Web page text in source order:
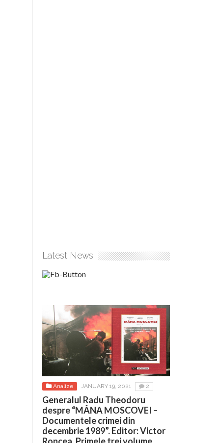
Latest News
Analize JANUARY 19, 2021 2
Generalul Radu Theodoru
despre “MÂNA MOSCOVEI –
Documentele crimei din
decembrie 1989”. Editor: Victor